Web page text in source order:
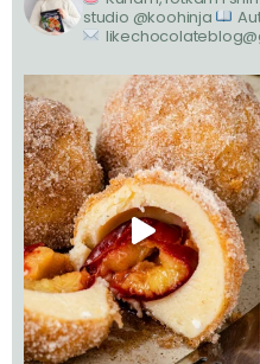
studio @koohinja